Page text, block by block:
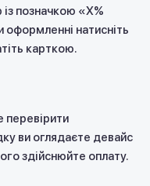
позначкою «X%
натисніть
карткою.
перевірити
ви оглядаєте девайс
здійснюйте оплату.